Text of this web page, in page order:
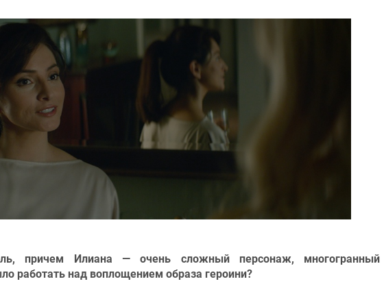
причем Илиана — очень сложный персонаж,
работать над воплощением образа героини?